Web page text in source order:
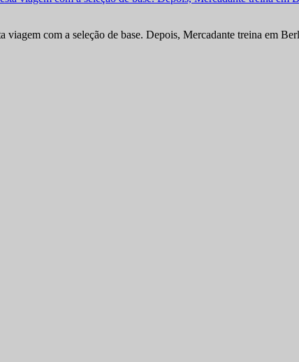
com a seleção de base. Depois, Mercadante treina em